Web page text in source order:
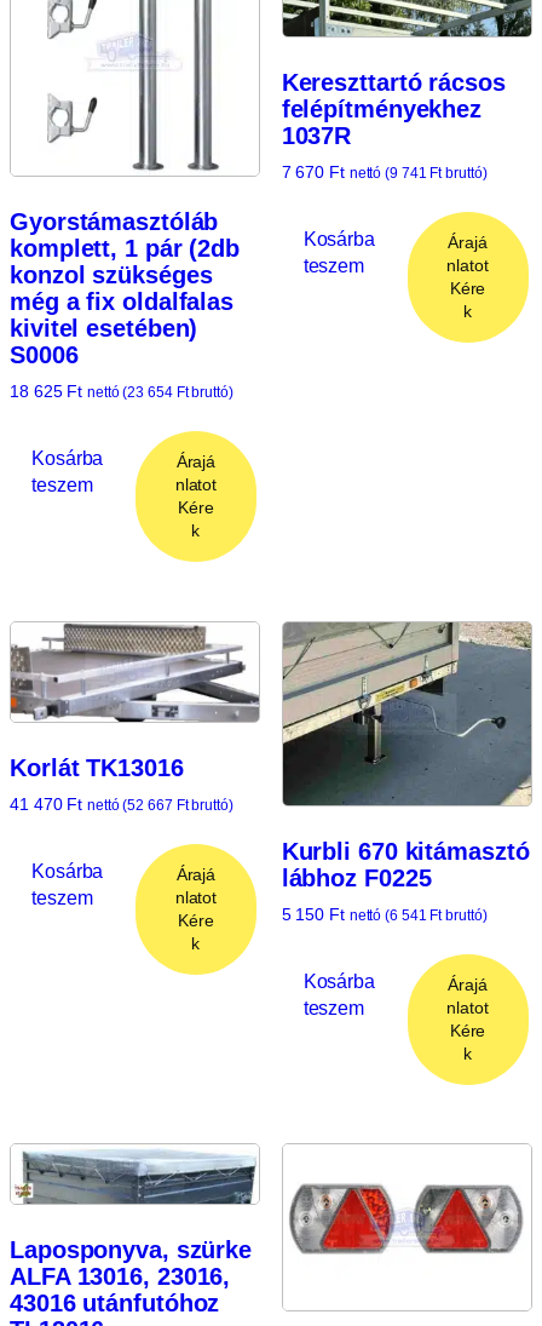
Gyorstámasztóláb
komplett, 1 pár (2db
konzol szükséges
még a fix oldalfalas
kivitel esetében)
S0006
18 625 Ft nettó (23 654 Ftbruttó)
Kosárba
teszem
Árajá
nlatot
Kére
k
Kereszttartó rácsos
felépítményekhez
1037R
7 670 Ft nettó (9 741 Ftbruttó)
Kosárba
teszem
Árajá
nlatot
Kére
k
Korlát TK13016
41 470 Ft nettó (52 667 Ftbruttó)
Kosárba
teszem
Árajá
nlatot
Kére
k
Kurbli 670 kitámasztó
lábhoz F0225
5 150 Ft nettó (6 541 Ftbruttó)
Kosárba
teszem
Árajá
nlatot
Kére
k
Laposponyva, szürke
ALFA 13016, 23016,
43016 utánfutóhoz